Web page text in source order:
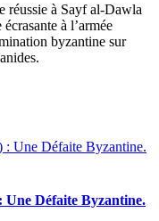
réussie à Sayf al-Dawla
à l’armée
byzantine sur
Une Défaite Byzantine.